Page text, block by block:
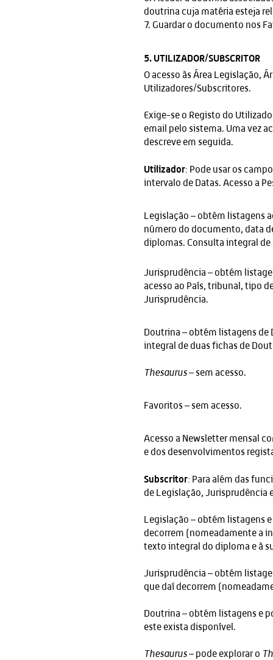
doutrina cuja matéria esteja
7. Guardar o documento nos
5. UTILIZADOR/SUBSCRITOR
O acesso às Área Legislação,
Utilizadores/Subscritores.
Exige-se o Registo do
email pelo sistema. Uma vez
descreve em seguida.
Utilizador: Pode usar os
intervalo de Datas. Acesso a
Legislação – obtém listagens
número do documento, data
diplomas. Consulta integral
Jurisprudência – obtém
acesso ao País, tribunal, tipo
Jurisprudência.
Doutrina – obtém listagens de
integral de duas fichas de
Thesaurus– sem acesso.
Favoritos – sem acesso.
Acesso a Newsletter mensal
e dos desenvolvimentos
Subscritor: Para além das
de Legislação, Jurisprudência
Legislação – obtém listagens
decorrem (nomeadamente a
texto integral do diploma e à
Jurisprudência – obtém
que daí decorrem
Doutrina – obtém listagens e
este exista disponível.
Thesaurus– pode explorar o